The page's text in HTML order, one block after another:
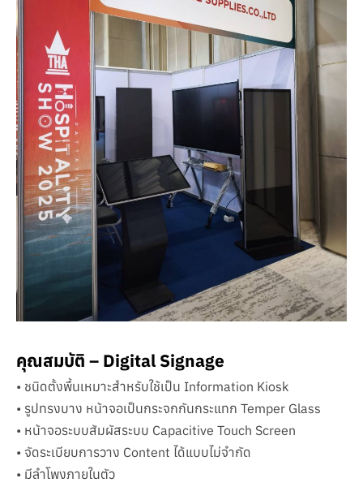
คุณสมบัติ – Digital Signage
• ชนิดตั้งพื้นเหมาะสำหรับใช้เป็น Information Kiosk
• รูปทรงบาง หน้าจอเป็นกระจกกันกระแทก Temper Glass
• หน้าจอระบบสัมผัสระบบ Capacitive Touch Screen
• จัดระเบียบการวาง Content ได้แบบไม่จำกัด
• มีลำโพงภายในตัว